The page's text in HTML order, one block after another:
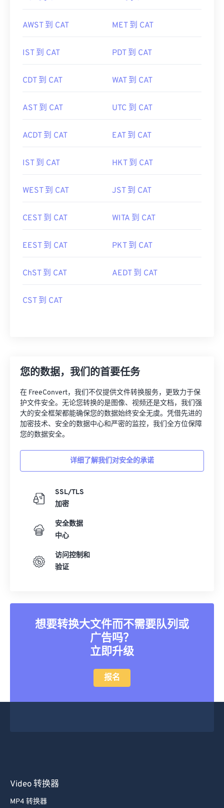
AWST 到 CAT MET 到 CAT
IST 到 CAT PDT 到 CAT
CDT 到 CAT WAT 到 CAT
AST 到 CAT UTC 到 CAT
ACDT 到 CAT EAT 到 CAT
IST 到 CAT HKT 到 CAT
WEST 到 CAT JST 到 CAT
CEST 到 CAT WITA 到 CAT
EEST 到 CAT PKT 到 CAT
ChST 到 CAT AEDT 到 CAT
CST 到 CAT
您的数据，我们的首要任务
在 FreeConvert，我们不仅提供文件转换服务，更致力于保
护文件安全。无论您转换的是图像、视频还是文档，我们强
大的安全框架都能确保您的数据始终安全无虞。凭借先进的
加密技术、安全的数据中心和严密的监控，我们全方位保障
您的数据安全。
详细了解我们对安全的承诺
SSL/TLS
加密
安全数据
中心
访问控制和
验证
想要转换大文件而不需要队列或
广告吗？
立即升级
报名
Video 转换器
MP4 转换器